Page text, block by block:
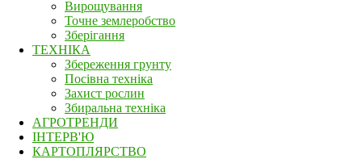
Вирощування
Точне землеробство
Зберігання
ТЕХНІКА
Збереження грунту
Посівна техніка
Захист рослин
Збиральна техніка
АГРОТРЕНДИ
ІНТЕРВ'Ю
КАРТОПЛЯРСТВО